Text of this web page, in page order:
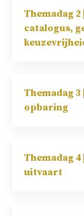
Themadag
catalogus,
Themadag 3
opbaring
Themadag 4
uitvaart